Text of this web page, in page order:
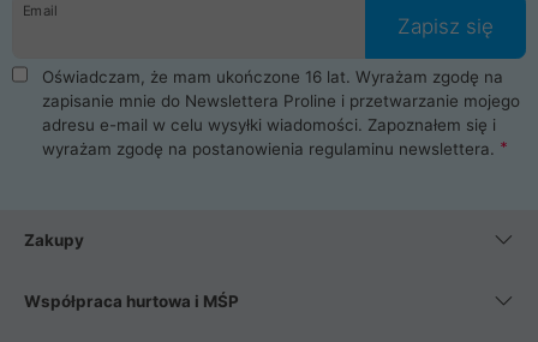
Email
Zapisz się
Oświadczam, że mam ukończone 16 lat. Wyrażam zgodę na
zapisanie mnie do Newslettera Proline i przetwarzanie mojego
adresu e-mail w celu wysyłki wiadomości. Zapoznałem się i
wyrażam zgodę na postanowienia regulaminu newslettera.
Zakupy
Współpraca hurtowa i MŚP